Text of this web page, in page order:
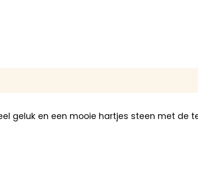
geluk en een mooie hartjes steen met de